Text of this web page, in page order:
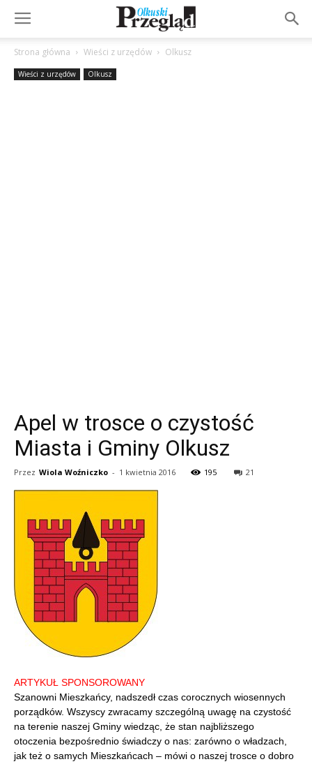
Strona główna Wieści z urzędów Olkusz
Wieści z urzędów Olkusz
Apel w trosce o czystość
Miasta i Gminy Olkusz
Przez Wiola Woźniczko - 1 kwietnia 2016 195 21
ARTYKUŁ SPONSOROWANY
Szanowni Mieszkańcy, nadszedł czas corocznych wiosennych
porządków. Wszyscy zwracamy szczególną uwagę na czystość
na terenie naszej Gminy wiedząc, że stan najbliższego
otoczenia bezpośrednio świadczy o nas: zarówno o władzach,
jak też o samych Mieszkańcach – mówi o naszej trosce o dobro